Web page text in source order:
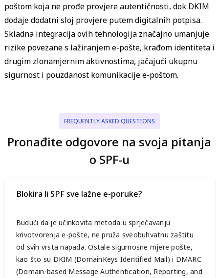
poštom koja ne prođe provjere autentičnosti, dok DKIM
dodaje dodatni sloj provjere putem digitalnih potpisa.
Skladna integracija ovih tehnologija značajno umanjuje
rizike povezane s lažiranjem e-pošte, krađom identiteta i
drugim zlonamjernim aktivnostima, jačajući ukupnu
sigurnost i pouzdanost komunikacije e-poštom.
FREQUENTLY ASKED QUESTIONS
Pronađite odgovore na svoja pitanja
o SPF-u
Blokira li SPF sve lažne e-poruke?
Budući da je učinkovita metoda u sprječavanju
krivotvorenja e-pošte, ne pruža sveobuhvatnu zaštitu
od svih vrsta napada. Ostale sigurnosne mjere pošte,
kao što su DKIM (DomainKeys Identified Mail) i DMARC
(Domain-based Message Authentication, Reporting, and